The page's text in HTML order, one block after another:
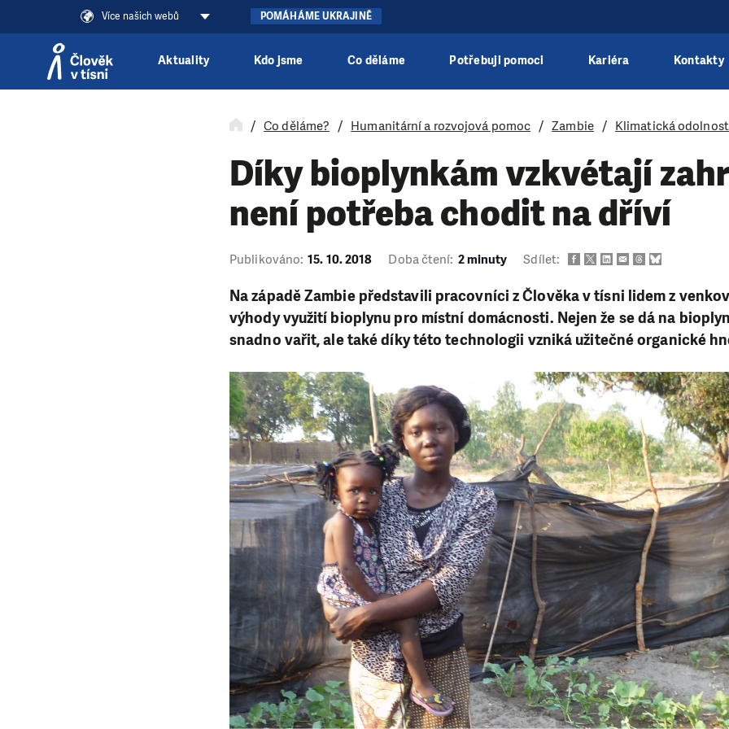
Více našich webů POMÁHÁME UKRAJINĚ
Aktuality Kdo jsme Co děláme Potřebuji pomoci Kariéra Kontakty
Co děláme? Humanitární a rozvojová pomoc Zambie Klimatická odolnost
Díky bioplynkám vzkvétají
není potřeba chodit na dříví
Publikováno: 15. 10. 2018 Doba čtení: 2 minuty Sdílet:
Na západě Zambie představili pracovníci z Člověka v tísni lidem z
výhody využití bioplynu pro místní domácnosti. Nejen že se dá na
snadno vařit, ale také díky této technologii vzniká užitečné organické